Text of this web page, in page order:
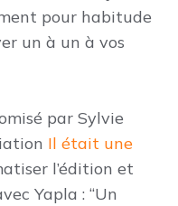
pour habitude
un à un à vos
par Sylvie
Il était une
l’édition et
Yapla : “Un